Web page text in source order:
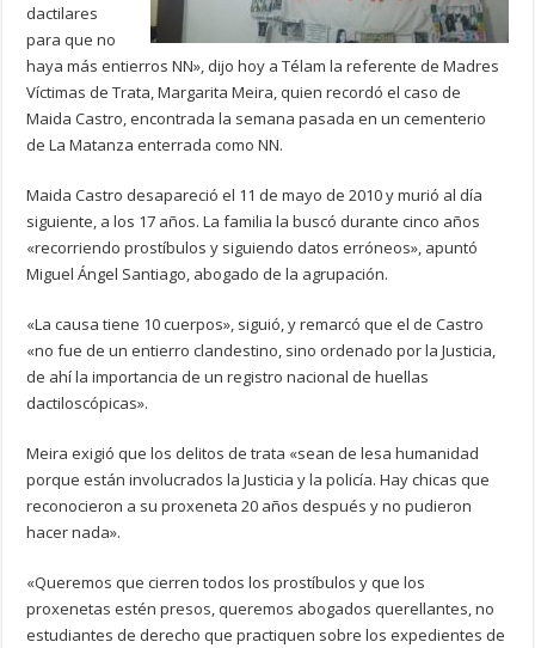
dactilares
para que no
haya más entierros NN», dijo hoy a Télam la referente de Madres
Víctimas de Trata, Margarita Meira, quien recordó el caso de
Maida Castro, encontrada la semana pasada en un cementerio
de La Matanza enterrada como NN.
Maida Castro desapareció el 11 de mayo de 2010 y murió al día
siguiente, a los 17 años. La familia la buscó durante cinco años
«recorriendo prostíbulos y siguiendo datos erróneos», apuntó
Miguel Ángel Santiago, abogado de la agrupación.
«La causa tiene 10 cuerpos», siguió, y remarcó que el de Castro
«no fue de un entierro clandestino, sino ordenado por la Justicia,
de ahí la importancia de un registro nacional de huellas
dactiloscópicas».
Meira exigió que los delitos de trata «sean de lesa humanidad
porque están involucrados la Justicia y la policía. Hay chicas que
reconocieron a su proxeneta 20 años después y no pudieron
hacer nada».
«Queremos que cierren todos los prostíbulos y que los
proxenetas estén presos, queremos abogados querellantes, no
estudiantes de derecho que practiquen sobre los expedientes de